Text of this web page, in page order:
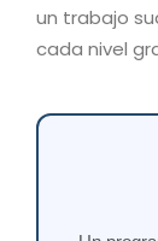
un trabajo
cada nivel